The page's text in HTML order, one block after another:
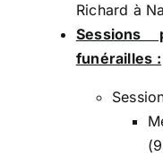
Richard à
funérailles :